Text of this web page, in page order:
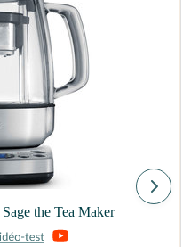
the Tea Maker